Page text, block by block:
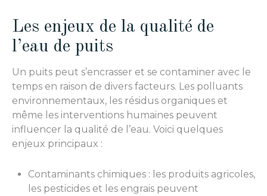
Les enjeux de la qualité de
l’eau de puits
Un puits peut s’encrasser et se contaminer avec le
temps en raison de divers facteurs. Les polluants
environnementaux, les résidus organiques et
même les interventions humaines peuvent
influencer la qualité de l’eau. Voici quelques
enjeux principaux :
Contaminants chimiques : les produits agricoles,
les pesticides et les engrais peuvent